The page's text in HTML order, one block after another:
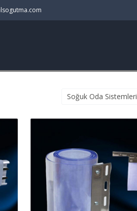
Soğuk Oda Sistemleri